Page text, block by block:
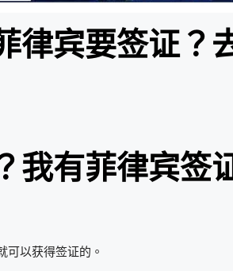
律宾要签证？
我有菲律宾签
可以获得签证的。